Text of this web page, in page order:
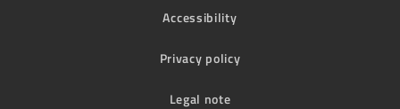
Accessibility
Privacy policy
Legal note